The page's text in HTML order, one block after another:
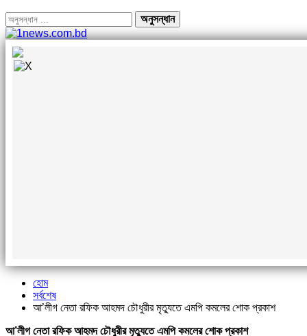
হোম
সর্বশেষ
আ’লীগ নেতা রফিক আহমদ চৌধুরীর মৃত্যুতে এমপি কমলের শোক প্রকাশ
আ’লীগ নেতা রফিক আহমদ চৌধুরীর মৃত্যুতে এমপি কমলের শোক প্রকাশ